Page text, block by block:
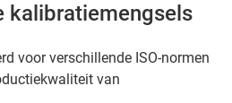
kalibratiemengsels
voor verschillende ISO-normen
van